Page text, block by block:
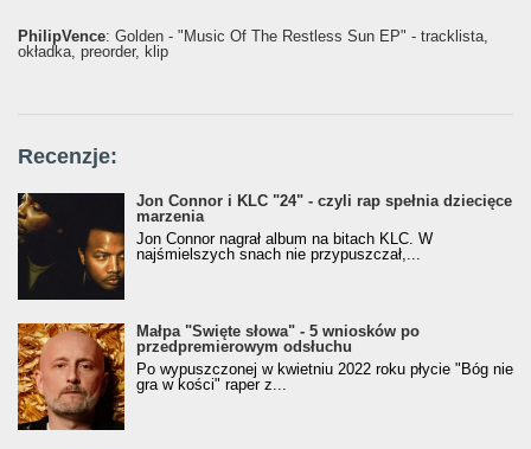
PhilipVence: Golden - "Music Of The Restless Sun EP" - tracklista,
okładka, preorder, klip
Recenzje:
Jon Connor i KLC "24" - czyli rap spełnia dziecięce
marzenia
Jon Connor nagrał album na bitach KLC. W
najśmielszych snach nie przypuszczał,...
Małpa "Święte słowa" - 5 wniosków po
przedpremierowym odsłuchu
Po wypuszczonej w kwietniu 2022 roku płycie "Bóg nie
gra w kości" raper z...